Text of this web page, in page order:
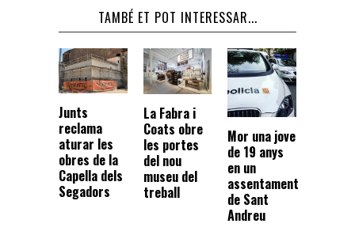
TAMBÉ ET POT INTERESSAR...
Junts
reclama
aturar les
obres de la
Capella dels
Segadors
La Fabra i
Coats obre
les portes
del nou
museu del
treball
Mor una jove
de 19 anys
en un
assentament
de Sant
Andreu